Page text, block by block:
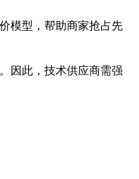
模型，帮助商家抢占先
因此，技术供应商需强